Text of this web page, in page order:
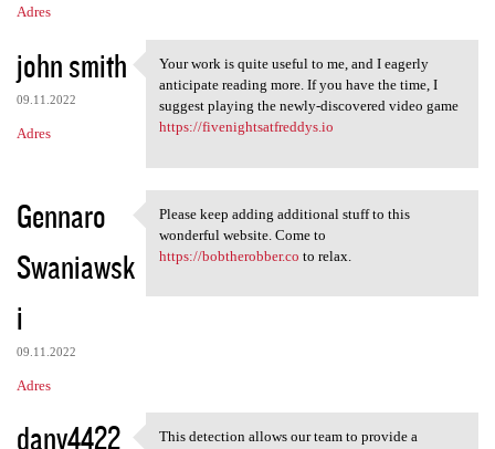
Adres
john smith
09.11.2022
Adres
Your work is quite useful to
Your work is quite useful to me, and I eagerly
anticipate reading more. If you have the time, I
suggest playing the newly-discovered video game
https://fivenightsatfreddys.io
Gennaro
Swaniawsk
i
09.11.2022
Adres
Please keep adding additional
Please keep adding additional stuff to this
wonderful website. Come to
https://bobtherobber.co to relax.
dany4422
This detection allows our team to provide a